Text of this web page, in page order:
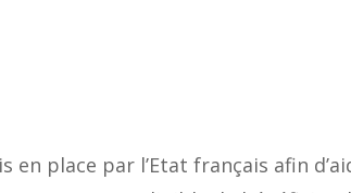
en place par l’Etat français afin